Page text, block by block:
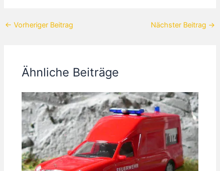
← Vorheriger Beitrag Nächster Beitrag →
Ähnliche Beiträge